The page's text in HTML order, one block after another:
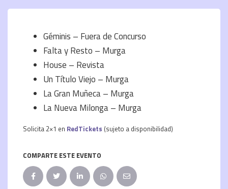
Géminis – Fuera de Concurso
Falta y Resto – Murga
House – Revista
Un Título Viejo – Murga
La Gran Muñeca – Murga
La Nueva Milonga – Murga
Solicita 2×1 en RedTickets (sujeto a disponibilidad)
COMPARTE ESTE EVENTO